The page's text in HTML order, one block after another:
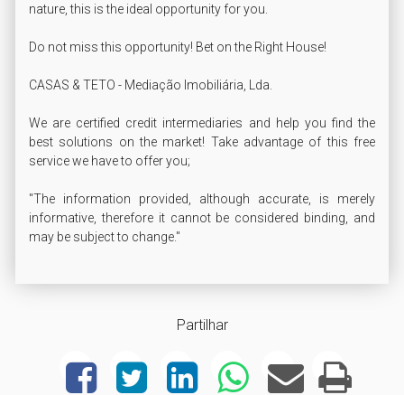
Partilhar
nature, this is the ideal opportunity for you.
Do not miss this opportunity! Bet on the Right House!
CASAS & TETO - Mediação Imobiliária, Lda.
We are certified credit intermediaries and help you find the
best solutions on the market! Take advantage of this free
service we have to offer you;
"The information provided, although accurate, is merely
informative, therefore it cannot be considered binding, and
may be subject to change."